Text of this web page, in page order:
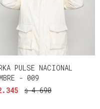
PULSE NACIONAL
- 009
$ 4.690